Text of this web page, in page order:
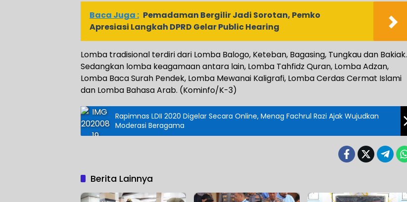
Baca Juga : Pemadaman Bergilir Jadi Sorotan, Pemko
Apresiasi Langkah DPRD Gelar Public Hearing
Lomba tradisional terdiri dari Lomba Balogo, Keteban, Bagasing, Tungkau dan Bakiak.
Sedangkan lomba keagamaan antara lain, Lomba Tahfidz Quran, Lomba Adzan,
Lomba Baca Surah Pendek, Lomba Mewanai Kaligrafi, Lomba Cerdas Cermat Islami
dan Lomba Bahasa Arab. (Kominfo/K-3)
Rapimnas LDII 2020 Digelar Secara Online, Menag Fachrul Razi Ajak Wujudkan
Moderasi Beragama
Berita Lainnya